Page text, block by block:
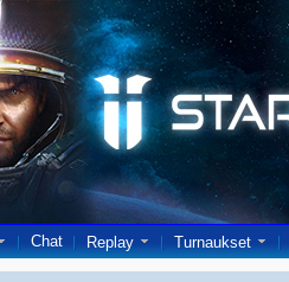
Chat Replay Turnaukset